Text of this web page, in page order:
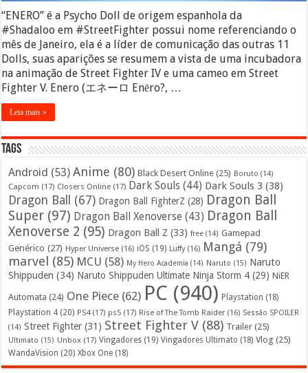
“ENERO” é a Psycho Doll de origem espanhola da
#Shadaloo em #StreetFighter possui nome referenciando o
mês de Janeiro, ela é a líder de comunicação das outras 11
Dolls, suas aparições se resumem a vista de uma incubadora
na animação de Street Fighter IV e uma cameo em Street
Fighter V. Enero (エネーロ Enēro?, …
Leia mais »
Tags
Android (53) Anime (80) Black Desert Online (25) Boruto (14)
Capcom (17) Closers Online (17) Dark Souls (44) Dark Souls 3 (38)
Dragon Ball (67) Dragon Ball FighterZ (28) Dragon Ball
Super (97) Dragon Ball Xenoverse (43) Dragon Ball
Xenoverse 2 (95) Dragon Ball Z (33) free (14) Gamepad
Genérico (27) Hyper Universe (16) iOS (19) Luffy(16) Mangá (79)
marvel (85) MCU (58) My Hero Academia (14) Naruto (15) Naruto
Shippuden (34) Naruto Shippuden Ultimate Ninja Storm 4 (29) NiER
Automata (24) One Piece (62) PC (940) Playstation (18)
Playstation 4 (20) PS4(17) ps5 (17) Rise of The Tomb Raider (16) Sessão SPOILER
(14) Street Fighter (31) Street Fighter V (88) Trailer (25)
Ultimato (15) Unbox (17) Vingadores (19) Vingadores Ultimato (18) Vlog (25)
WandaVision (20) Xbox One (18)